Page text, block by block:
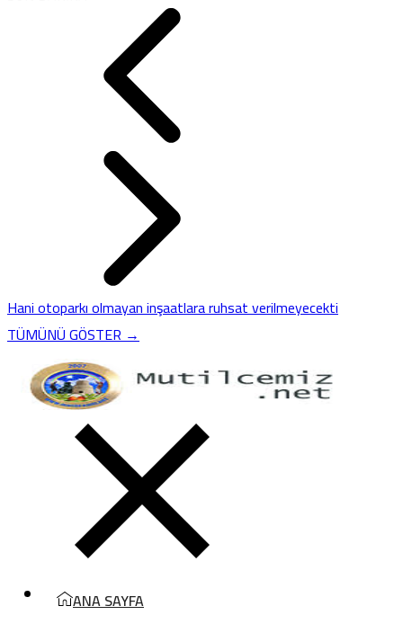
Hani otoparkı olmayan inşaatlara ruhsat verilmeyecekti
TÜMÜNÜ GÖSTER →
ANA SAYFA